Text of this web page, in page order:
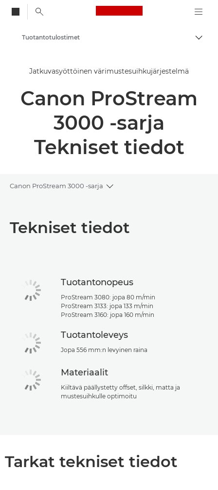
Canon Logo, back
Ratkaisut ja palvelut
Yritysratkaisut
Tuotantotulostimet
Jatkuvasyöttöinen värimustesuihkujärjestelmä
Canon ProStream
3000 -sarja
Tekniset tiedot
Canon ProStream 3000 -sarja
Toggle breadcrumbs
Tekniset tiedot
Tekniset tiedot
Tuotantonopeus
ProStream 3080: jopa 80 m/min
ProStream 3133: jopa 133 m/min
ProStream 3160: jopa 160 m/min
Tuotantoleveys
Jopa 556 mm:n levyinen raina
Materiaalit
Kiiltävä päällystetty offset, silkki, matta ja
mustesuihkulle optimoitu
Tarkat tekniset tiedot